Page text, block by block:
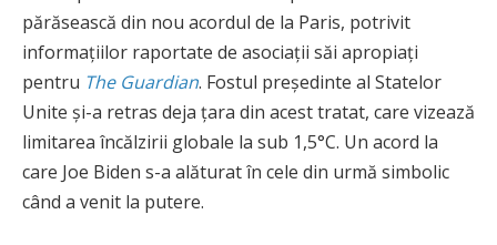
părăsească din nou acordul de la Paris, potrivit
informațiilor raportate de asociații săi apropiați
pentru The Guardian. Fostul președinte al Statelor
Unite și-a retras deja țara din acest tratat, care vizează
limitarea încălzirii globale la sub 1,5°C. Un acord la
care Joe Biden s-a alăturat în cele din urmă simbolic
când a venit la putere.